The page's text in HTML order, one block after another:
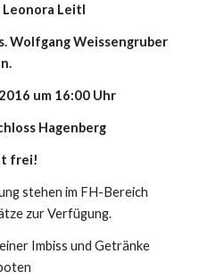
Leonora Leitl
Wolfgang Weissengruber
um 16:00 Uhr
Hagenberg
frei!
stehen im FH-Bereich
zur Verfügung.
Imbiss und Getränke